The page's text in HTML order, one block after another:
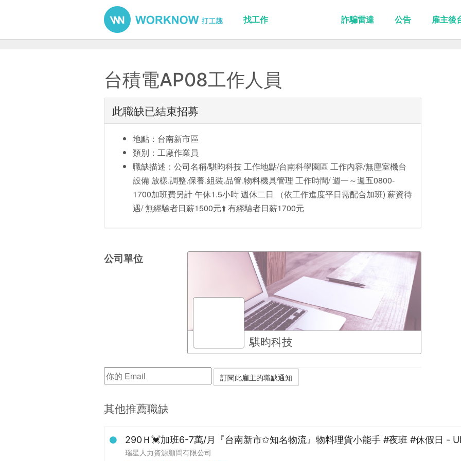
找工作 詐騙雷達 公告 雇主後
台積電AP08工作人員
此職缺已結束招募
地點：台南新市區
類別：工廠作業員
職缺描述：公司名稱/騏昀科技 工作地點/台南科學園區 工作內容/無塵室機台
設備 放樣.調整.保養.組裝.品管.物料機具管理 工作時間/ 週一～週五0800-
1700加班費另計 午休1.5小時 週休二日 （依工作進度平日需配合加班) 薪資待
遇/ 無經驗者日薪1500元⬆️ 有經驗者日薪1700元
公司單位
騏昀科技
其他推薦職缺
290Ｈ💓加班6-7萬/月『台南新市✩知名物流』物料理貨小能手 #夜班 #休假日 -
瑞星人力資源顧問有限公司